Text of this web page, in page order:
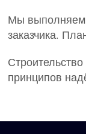
Мы
заказчика.
принципов